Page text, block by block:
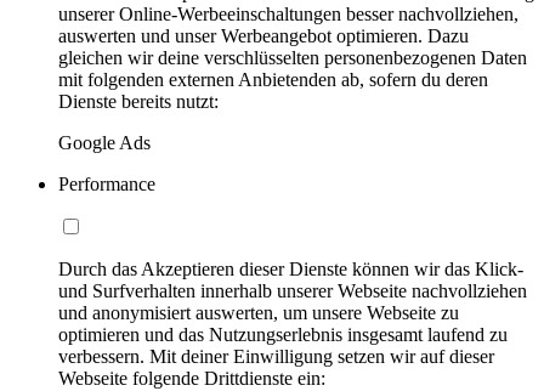
unserer Online-Werbeeinschaltungen besser nachvollziehen,
auswerten und unser Werbeangebot optimieren. Dazu
gleichen wir deine verschlüsselten personenbezogenen Daten
mit folgenden externen Anbietenden ab, sofern du deren
Dienste bereits nutzt:
Google Ads
Performance
Durch das Akzeptieren dieser Dienste können wir das Klick-
und Surfverhalten innerhalb unserer Webseite nachvollziehen
und anonymisiert auswerten, um unsere Webseite zu
optimieren und das Nutzungserlebnis insgesamt laufend zu
verbessern. Mit deiner Einwilligung setzen wir auf dieser
Webseite folgende Drittdienste ein: